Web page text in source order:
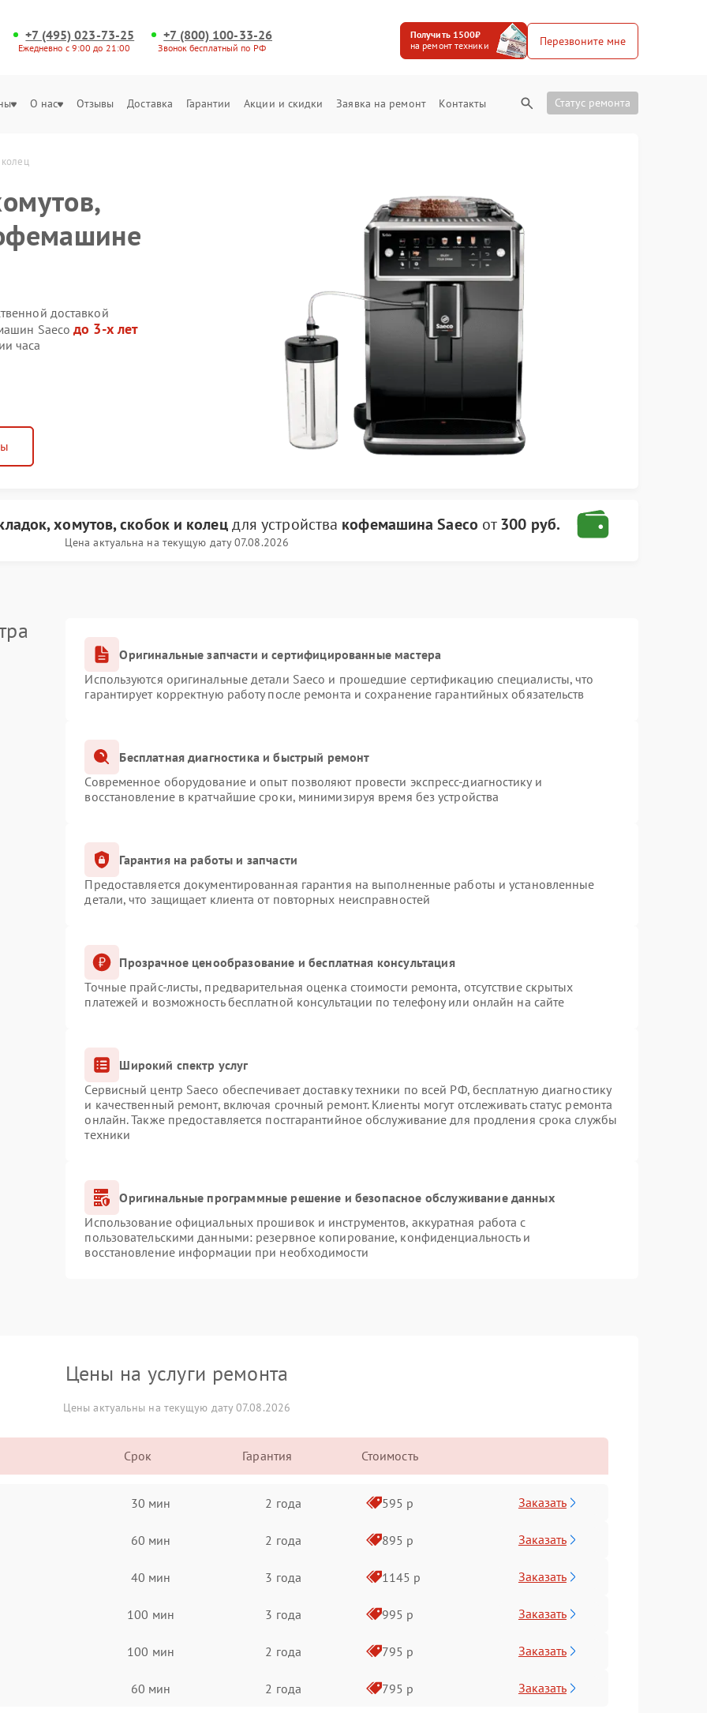
+7 (495) 023-73-25
Ежедневно с 9:00 до 21:00
+7 (800) 100-33-26
Звонок бесплатный по РФ
Получить 1500₽
на ремонт техники
Перезвоните мне
О нас Отзывы Доставка Гарантии Акции и скидки Заявка на ремонт Контакты Статус ремонта
доставкой
Saecoдо 3-х лет
часа
хомутов, скобок и колецдля устройства кофемашина Saeco от300 руб.
Цена актуальна на текущую дату 07.08.2026
Оригинальные запчасти и сертифицированные мастера
Используются оригинальные детали Saeco и прошедшие сертификацию специалисты, что
гарантирует корректную работу после ремонта и сохранение гарантийных обязательств
Бесплатная диагностика и быстрый ремонт
Современное оборудование и опыт позволяют провести экспресс-диагностику и
восстановление в кратчайшие сроки, минимизируя время без устройства
Гарантия на работы и запчасти
Предоставляется документированная гарантия на выполненные работы и установленные
детали, что защищает клиента от повторных неисправностей
Прозрачное ценообразование и бесплатная консультация
Точные прайс-листы, предварительная оценка стоимости ремонта, отсутствие скрытых
платежей и возможность бесплатной консультации по телефону или онлайн на сайте
Широкий спектр услуг
Сервисный центр Saeco обеспечивает доставку техники по всей РФ, бесплатную диагностику
и качественный ремонт, включая срочный ремонт. Клиенты могут отслеживать статус ремонта
онлайн. Также предоставляется постгарантийное обслуживание для продления срока службы
техники
Оригинальные программные решение и безопасное обслуживание данных
Использование официальных прошивок и инструментов, аккуратная работа с
пользовательскими данными: резервное копирование, конфиденциальность и
восстановление информации при необходимости
Цены на услуги ремонта
Цены актуальны на текущую дату 07.08.2026
Срок Гарантия Стоимость
30 мин 2 года 595 р Заказать
60 мин 2 года 895 р Заказать
40 мин 3 года 1145 р Заказать
100 мин 3 года 995 р Заказать
100 мин 2 года 795 р Заказать
60 мин 2 года 795 р Заказать